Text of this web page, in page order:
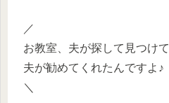
／
お教室、夫が探して見つけ
夫が勧めてくれたんですよ♪
＼